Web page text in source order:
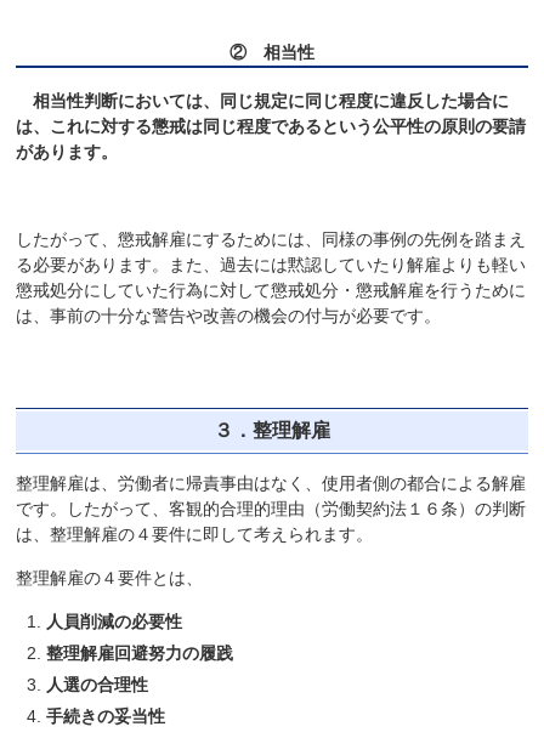
② 相当性
相当性判断においては、同じ規定に同じ程度に違反した場合に
は、これに対する懲戒は同じ程度であるという公平性の原則の要請
があります。
したがって、懲戒解雇にするためには、同様の事例の先例を踏まえ
る必要があります。また、過去には黙認していたり解雇よりも軽い
懲戒処分にしていた行為に対して懲戒処分・懲戒解雇を行うために
は、事前の十分な警告や改善の機会の付与が必要です。
３．整理解雇
整理解雇は、労働者に帰責事由はなく、使用者側の都合による解雇
です。したがって、客観的合理的理由（労働契約法１６条）の判断
は、整理解雇の４要件に即して考えられます。
整理解雇の４要件とは、
人員削減の必要性
整理解雇回避努力の履践
人選の合理性
手続きの妥当性